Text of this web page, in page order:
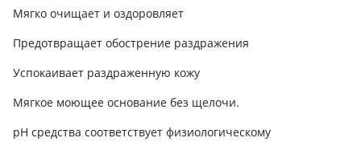
Мягко очищает и оздоровляет
Предотвращает обострение раздражения
Успокаивает раздраженную кожу
Мягкое моющее основание без щелочи.
pH средства соответствует физиологическому